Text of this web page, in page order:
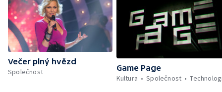
Večer plný hvězd
Společnost
Game Page
Kultura
Společnost